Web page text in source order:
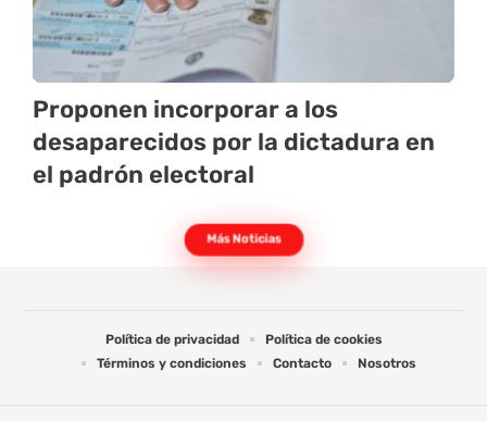
Proponen incorporar a los
desaparecidos por la dictadura en
el padrón electoral
Más Noticias
Política de privacidad
Política de cookies
Términos y condiciones
Contacto Nosotros